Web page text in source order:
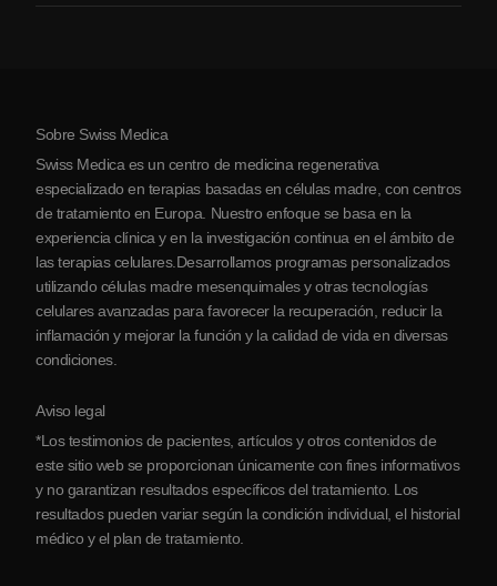
Artritis
Sobre Serbia
Colaboraciones
Sobre Swiss Medica
Swiss Medica es un centro de medicina regenerativa
especializado en terapias basadas en células madre, con centros
de tratamiento en Europa. Nuestro enfoque se basa en la
experiencia clínica y en la investigación continua en el ámbito de
las terapias celulares.Desarrollamos programas personalizados
utilizando células madre mesenquimales y otras tecnologías
celulares avanzadas para favorecer la recuperación, reducir la
inflamación y mejorar la función y la calidad de vida en diversas
condiciones.
Aviso legal
*Los testimonios de pacientes, artículos y otros contenidos de
este sitio web se proporcionan únicamente con fines informativos
y no garantizan resultados específicos del tratamiento. Los
resultados pueden variar según la condición individual, el historial
médico y el plan de tratamiento.